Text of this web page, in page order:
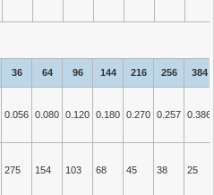
36 64 96 144 216 256 384
0.056 0.080 0.120 0.180 0.270 0.257 0.386
275 154 103 68 45 38 25